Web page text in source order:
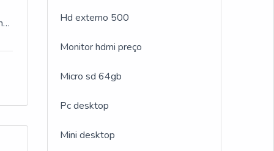
Hd externo 500
Monitor hdmi preço
Micro sd 64gb
Pc desktop
Mini desktop